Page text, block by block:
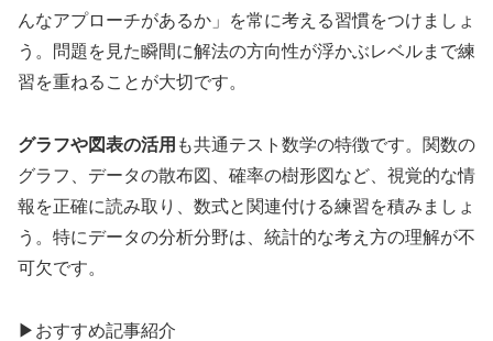
んなアプローチがあるか」を常に考える習慣をつけましょ
う。問題を見た瞬間に解法の方向性が浮かぶレベルまで練
習を重ねることが大切です。
グラフや図表の活用 も共通テスト数学の特徴です。関数の
グラフ、データの散布図、確率の樹形図など、視覚的な情
報を正確に読み取り、数式と関連付ける練習を積みましょ
う。特にデータの分析分野は、統計的な考え方の理解が不
可欠です。
▶おすすめ記事紹介